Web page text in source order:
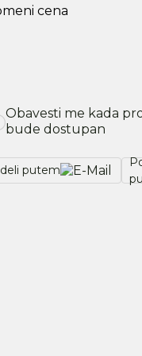
cena
Obavesti me kada
bude dostupan
putem